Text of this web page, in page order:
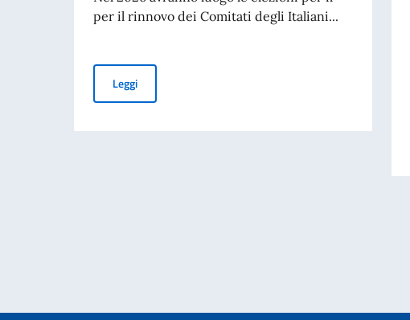
per il rinnovo dei Comitati degli Italiani...
LeggiElezioni dei COM.IT.ES. 2026